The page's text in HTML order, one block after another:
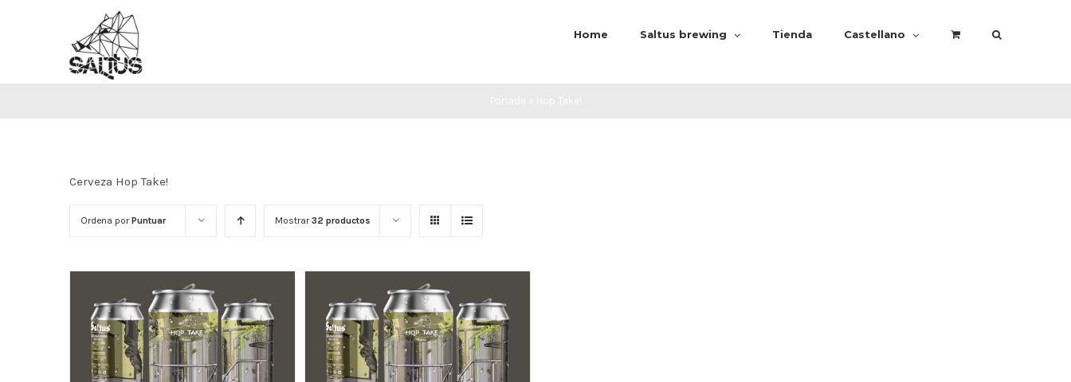
Home Saltus brewing Tienda Castellano
Cerveza Hop Take!
Ordena porPuntuar Mostrar32 productos